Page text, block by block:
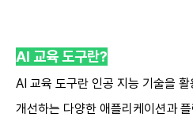
AI 교육 도구란?
AI 교육 도구란 인공 지능 기술을
개선하는 다양한 애플리케이션과